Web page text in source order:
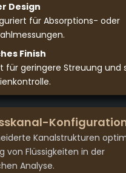
Design
für Absorptions- oder
Finish
für geringere Streuung und
Kanalstrukturen
von Flüssigkeiten in der
Analyse.